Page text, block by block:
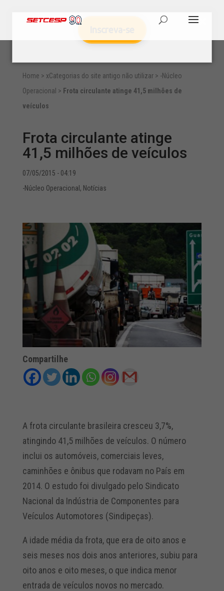
Home > xCategorias do site antigo não utilizar> -Núcleo
Operacional > Frota circulante atinge 41,5 milhões de
veículos
Frota circulante atinge
41,5 milhões de veículos
07/05/2015 - 04:19
-Núcleo Operacional , Notícias
Compartilhe
A frota circulante brasileira cresceu 3,7%,
atingindo 41,5 milhões de veículos. O número
inclui os automóveis, comerciais leves,
caminhões e ônibus que rodavam no País em
2014. O estudo foi divulgado pelo Sindicato
Nacional da Indústria de Componentes para
Veículos Automotores (Sindipeças).
A idade média da frota, que era de oito anos e
seis meses nos dois anos anteriores, subiu para
oito anos e oito meses, o que indica menor
entrada de veículos novos no mercado.